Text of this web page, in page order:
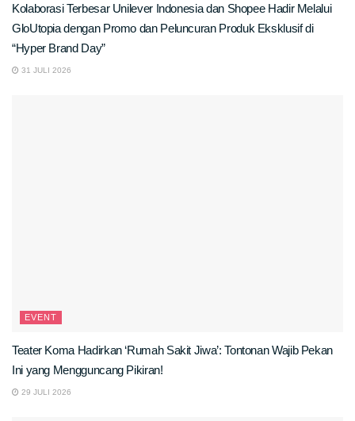
Kolaborasi Terbesar Unilever Indonesia dan Shopee Hadir Melalui
GloUtopia dengan Promo dan Peluncuran Produk Eksklusif di
“Hyper Brand Day”
31 JULI 2026
EVENT
Teater Koma Hadirkan ‘Rumah Sakit Jiwa’: Tontonan Wajib Pekan
Ini yang Mengguncang Pikiran!
29 JULI 2026